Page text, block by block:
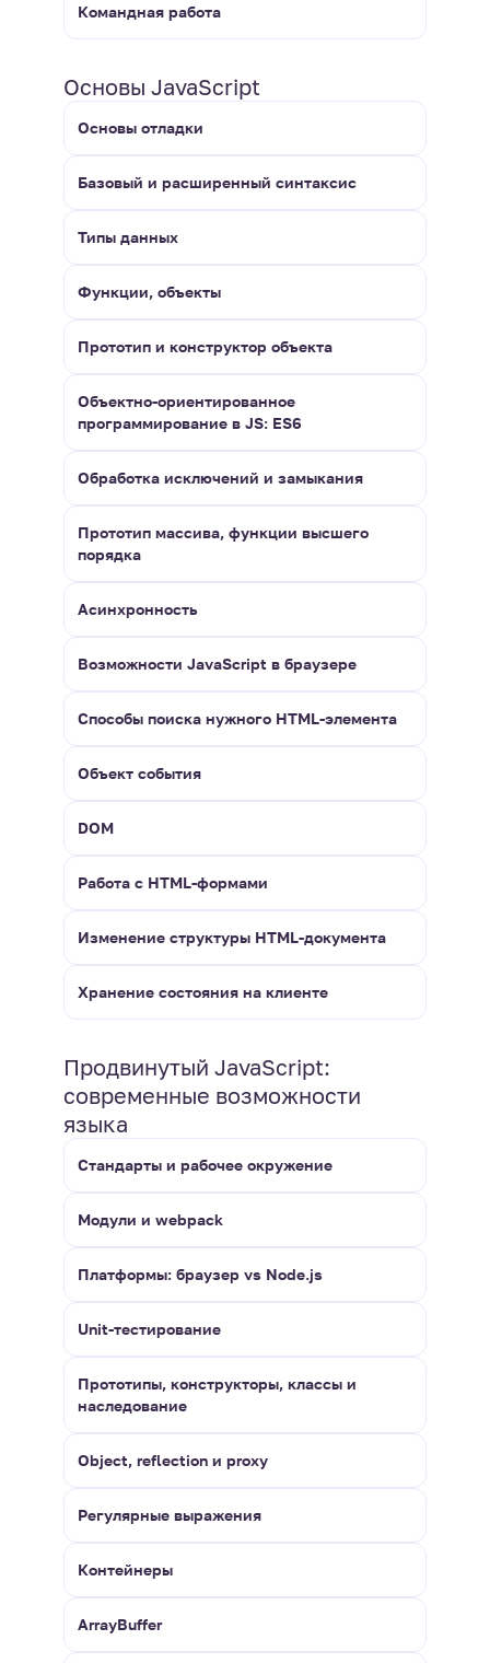
Командная работа
Основы JavaScript
Основы отладки
Базовый и расширенный синтаксис
Типы данных
Функции, объекты
Прототип и конструктор объекта
Объектно-ориентированное
программирование в JS: ES6
Обработка исключений и замыкания
Прототип массива, функции высшего
порядка
Асинхронность
Возможности JavaScript в браузере
Способы поиска нужного HTML-элемента
Объект события
DOM
Работа с HTML-формами
Изменение структуры HTML-документа
Хранение состояния на клиенте
Продвинутый JavaScript:
современные возможности
языка
Стандарты и рабочее окружение
Модули и webpack
Платформы: браузер vs Node.js
Unit-тестирование
Прототипы, конструкторы, классы и
наследование
Object, reflection и proxy
Регулярные выражения
Контейнеры
ArrayBuffer